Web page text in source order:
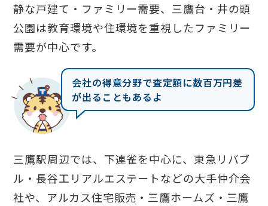
静な戸建て・ファミリー需要、三鷹台・井の頭
公園は教育環境や住環境を重視したファミリー
需要が中心です。
会社の得意分野で査定額に数百万円差
が出ることもあるよ
三鷹駅周辺では、下連雀を中心に、東急リバブ
ル・長谷工リアルエステートなどの大手仲介会
社や、アルカス住宅販売・三鷹ホームズ・三鷹